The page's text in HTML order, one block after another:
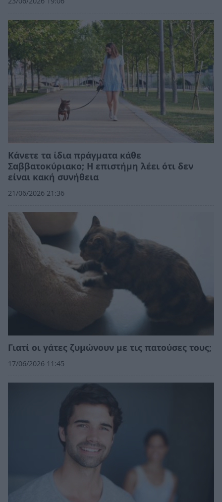
Κάνετε τα ίδια πράγματα κάθε
Σαββατοκύριακο; Η επιστήμη λέει ότι δεν
είναι κακή συνήθεια
21/06/2026 21:36
Γιατί οι γάτες ζυμώνουν με τις πατούσες τους;
17/06/2026 11:45